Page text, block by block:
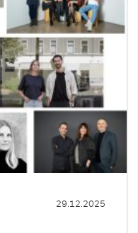
29.12.2025